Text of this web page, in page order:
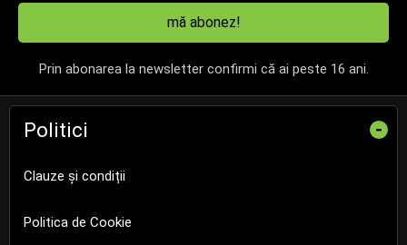
mă abonez!
Prin abonarea la newsletter confirmi că ai peste 16 ani.
Politici -
Clauze și condiții
Politica de Cookie